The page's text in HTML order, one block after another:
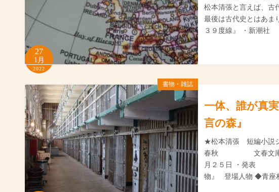
27
1月
2022
松本清張と言えば、古
最後は古代史とは
３９度線』 ・新潮
書物・雑誌
一体、誰が真
言の森』
★松本清張 短編
春秋 文春文庫
月２５日 ・発表
物』 登場人物 ◆青座